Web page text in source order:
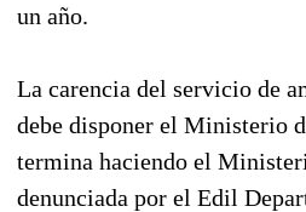
un año.
La carencia del servicio de
debe disponer el Ministerio
termina haciendo el
denunciada por el Edil